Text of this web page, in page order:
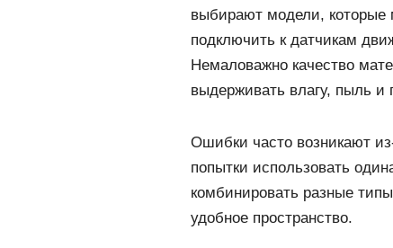
выбирают модели, которые
подключить к датчикам
Немаловажно качество
выдерживать влагу, пыль и
Ошибки часто возникают
попытки использовать
комбинировать разные
удобное пространство.